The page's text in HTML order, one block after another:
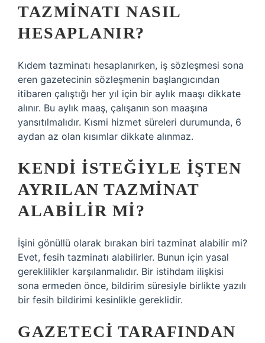
TAZMINATI NASIL
HESAPLANIR?
Kıdem tazminatı hesaplanırken, iş sözleşmesi sona
eren gazetecinin sözleşmenin başlangıcından
itibaren çalıştığı her yıl için bir aylık maaşı dikkate
alınır. Bu aylık maaş, çalışanın son maaşına
yansıtılmalıdır. Kısmi hizmet süreleri durumunda, 6
aydan az olan kısımlar dikkate alınmaz.
KENDI ISTEĞIYLE IŞTEN
AYRILAN TAZMINAT
ALABILIR MI?
İşini gönüllü olarak bırakan biri tazminat alabilir mi?
Evet, fesih tazminatı alabilirler. Bunun için yasal
gereklilikler karşılanmalıdır. Bir istihdam ilişkisi
sona ermeden önce, bildirim süresiyle birlikte yazılı
bir fesih bildirimi kesinlikle gereklidir.
GAZETECI TARAFINDAN